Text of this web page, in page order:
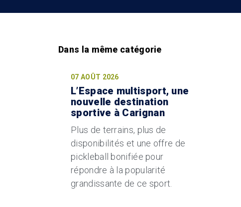
07 AOÛT 2026
L’Espace multisport, une
nouvelle destination
sportive à Carignan
Plus de terrains, plus de
disponibilités et une offre de
pickleball bonifiée pour
répondre à la popularité
grandissante de ce sport.